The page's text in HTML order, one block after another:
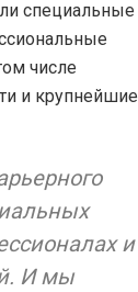
специальные
числе
и крупнейшие
и
И мы